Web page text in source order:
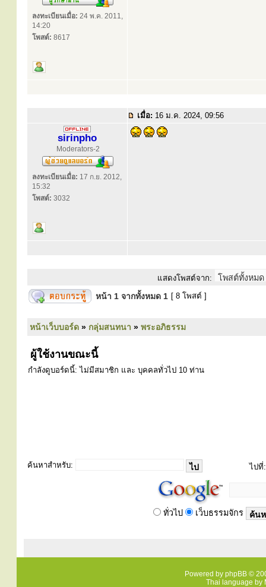
ลงทะเบียนเมื่อ: 24 พ.ค. 2011,
14:20
โพสต์: 8617
เมื่อ: 16 ม.ค. 2024, 09:56
sirinpho
Moderators-2
ลงทะเบียนเมื่อ: 17 ก.ย. 2012,
15:32
โพสต์: 3032
แสดงโพสต์จาก:
หน้า 1 จากทั้งหมด 1 [ 8 โพสต์ ]
หน้าเว็บบอร์ด » กลุ่มสนทนา » พระอภิธรรม
ผู้ใช้งานขณะนี้
กำลังดูบอร์ดนี้: ไม่มีสมาชิก และ บุคคลทั่วไป 10 ท่าน
ค้นหาสำหรับ: ไปที่:
ทั่วไป เว็บธรรมจักร
Powered by phpBB ©
Thai language by